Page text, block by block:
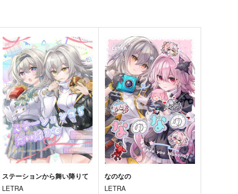
ステーションから舞い降りて
LETRA
なのなの
LETRA